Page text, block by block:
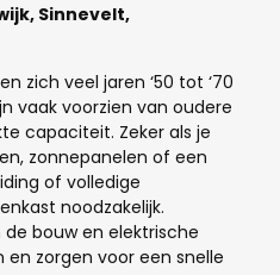
Sinnevelt,
zich veel jaren ‘50 tot ‘70
vaak voorzien van oudere
capaciteit. Zeker als je
zonnepanelen of een
of volledige
noodzakelijk.
bouw en elektrische
zorgen voor een snelle